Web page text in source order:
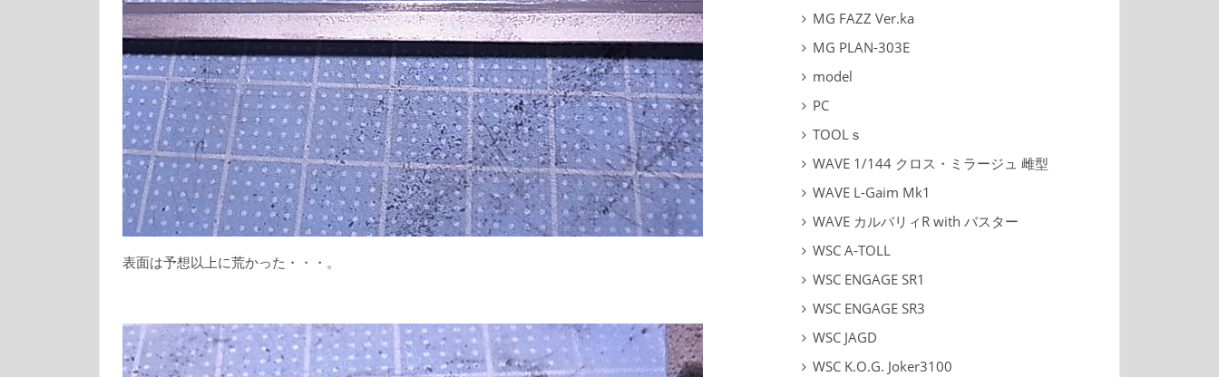
表面は予想以上に荒かった・・・。
MG FAZZ Ver.ka
MG PLAN-303E
model
PC
TOOLｓ
WAVE 1/144 クロス・ミラージュ 雌型
WAVE L-Gaim Mk1
WAVE カルバリィR with バスター
WSC A-TOLL
WSC ENGAGE SR1
WSC ENGAGE SR3
WSC JAGD
WSC K.O.G. Joker3100